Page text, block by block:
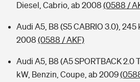
Diesel, Cabrio, ab 2008 (0588 /
Audi A5, B8 (S5 CABRIO 3.0),
2008 (0588 / AKF)
Audi A5, B8 (A5 SPORTBACK 2.0
kW, Benzin, Coupe, ab 2009